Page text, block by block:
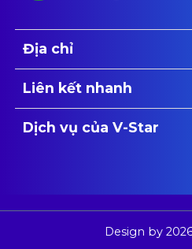
Địa chỉ
Liên kết nhanh
Dịch vụ của V-Star
Design by